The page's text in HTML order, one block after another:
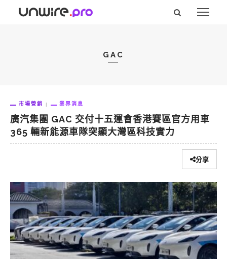
GAC
市場營銷 業界消息
廣汽集團 GAC 交付十五運會香港賽區官方用車
365 輛新能源車隊突顯大灣區科技實力
分享